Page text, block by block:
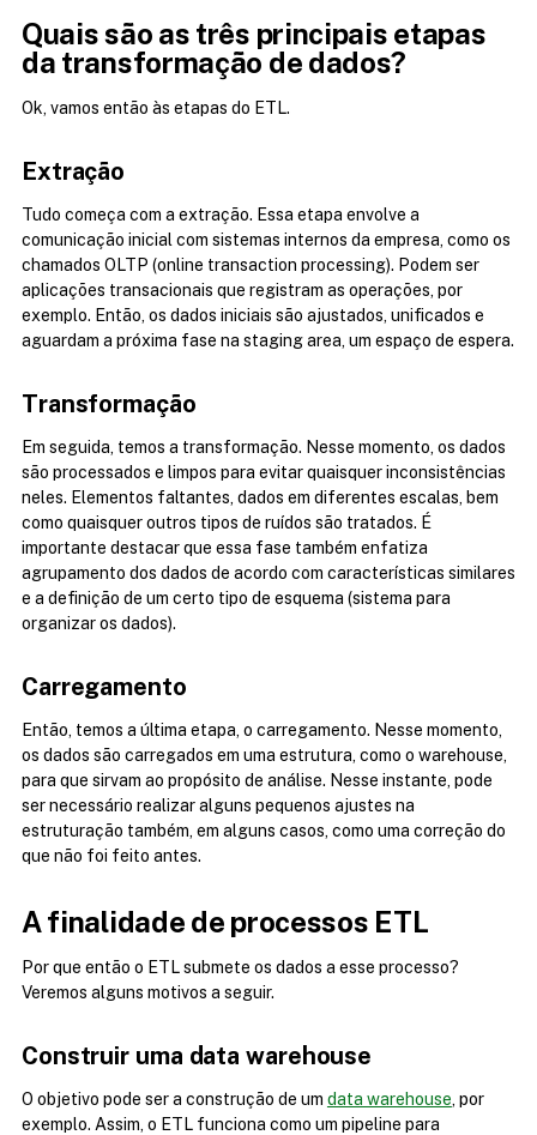
Quais são as três principais etapas
da transformação de dados?
Ok, vamos então às etapas do ETL.
Extração
Tudo começa com a extração. Essa etapa envolve a
comunicação inicial com sistemas internos da empresa, como os
chamados OLTP (online transaction processing). Podem ser
aplicações transacionais que registram as operações, por
exemplo. Então, os dados iniciais são ajustados, unificados e
aguardam a próxima fase na staging area, um espaço de espera.
Transformação
Em seguida, temos a transformação. Nesse momento, os dados
são processados e limpos para evitar quaisquer inconsistências
neles. Elementos faltantes, dados em diferentes escalas, bem
como quaisquer outros tipos de ruídos são tratados. É
importante destacar que essa fase também enfatiza
agrupamento dos dados de acordo com características similares
e a definição de um certo tipo de esquema (sistema para
organizar os dados).
Carregamento
Então, temos a última etapa, o carregamento. Nesse momento,
os dados são carregados em uma estrutura, como o warehouse,
para que sirvam ao propósito de análise. Nesse instante, pode
ser necessário realizar alguns pequenos ajustes na
estruturação também, em alguns casos, como uma correção do
que não foi feito antes.
A finalidade de processos ETL
Por que então o ETL submete os dados a esse processo?
Veremos alguns motivos a seguir.
Construir uma data warehouse
O objetivo pode ser a construção de um data warehouse, por
exemplo. Assim, o ETL funciona como um pipeline para